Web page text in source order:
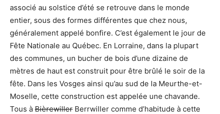
associé au solstice d’été se retrouve dans le monde
entier, sous des formes différentes que chez nous,
généralement appelé bonfire. C’est également le jour de
Fête Nationale au Québec. En Lorraine, dans la plupart
des communes, un bucher de bois d’une dizaine de
mètres de haut est construit pour être brûlé le soir de la
fête. Dans les Vosges ainsi qu’au sud de la Meurthe-et-
Moselle, cette construction est appelée une chavande.
Tous à Bièrewiller Berrwiller comme d’habitude à cette